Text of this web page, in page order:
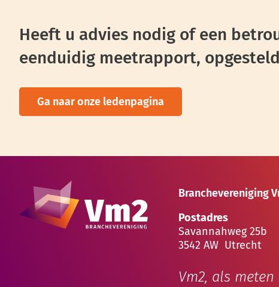
Heeft u advies nodig of een
eenduidig meetrapport,
Ga naar onze ledenpagina
Branchevereniging
Postadres
Savannahweg 25b
3542 AW Utrecht
Vm2, als